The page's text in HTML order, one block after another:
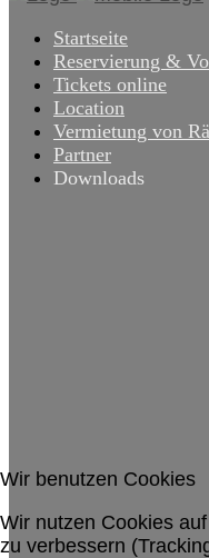
Startseite
Reservierung &
Tickets online
Location
Vermietung von
Partner
Downloads
Wir benutzen Cookies
Wir nutzen Cookies
zu verbessern